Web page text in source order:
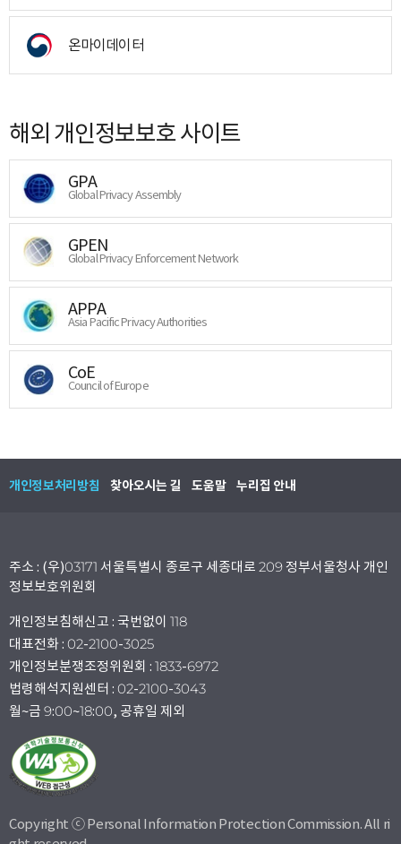
온마이데이터
해외 개인정보보호 사이트
GPA
Global Privacy Assembly
GPEN
Global Privacy Enforcement Network
APPA
Asia Pacific Privacy Authorities
CoE
Council of Europe
개인정보처리방침 찾아오시는 길 도움말 누리집 안내
주소 : (우)03171 서울특별시 종로구 세종대로 209 정부서울청사 개인
정보보호위원회
개인정보침해신고 : 국번없이 118
대표전화 : 02-2100-3025
개인정보분쟁조정위원회 : 1833-6972
법령해석지원센터 : 02-2100-3043
월~금 9:00~18:00, 공휴일 제외
Copyright ⓒ Personal Information Protection Commission. All ri